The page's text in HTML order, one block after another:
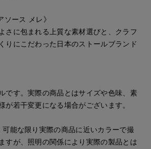
ソース メレ》
さに包まれる上質な素材選びと、クラフ
りにこだわった日本のストールブランド
です。実際の商品とはサイズや色味、素
が若干変更になる場合がございます。
能な限り実際の商品に近いカラーで撮
すが、照明の関係により実際の製品とは